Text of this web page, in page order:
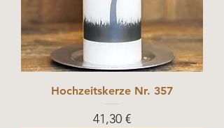
Hochzeitskerze Nr. 357
Prix
41,30 €